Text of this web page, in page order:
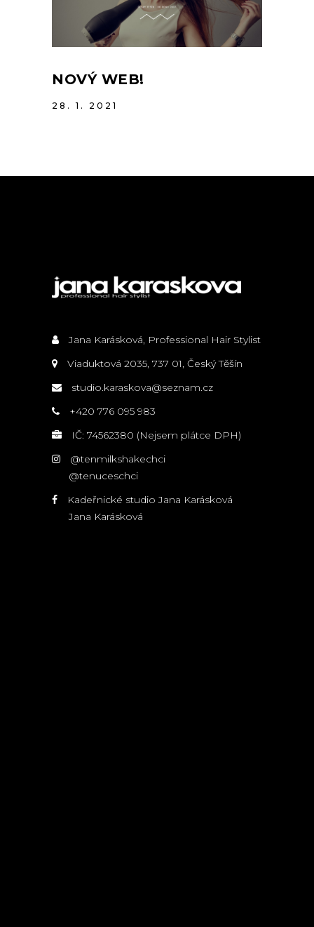
NOVÝ WEB!
28. 1. 2021
Jana Karásková, Professional Hair Stylist
Viaduktová 2035, 737 01, Český Těšín
studio.karaskova@seznam.cz
+420 776 095 983
IČ: 74562380 (Nejsem plátce DPH)
@tenmilkshakechci
@tenuceschci
Kadeřnické studio Jana Karásková
Jana Karásková